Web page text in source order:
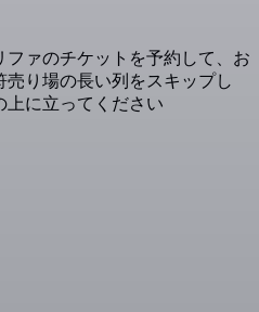
ァのチケットを予約して、お
り場の長い列をスキップし
上に立ってください